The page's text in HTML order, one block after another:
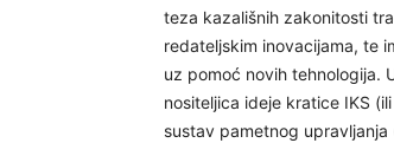
teza kazališnih zakonitosti
redateljskim inovacijama, te
uz pomoć novih tehnologija.
nositeljica ideje kratice IKS
sustav pametnog